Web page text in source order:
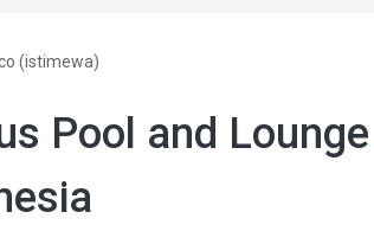
(istimewa)
Pool and Lounge